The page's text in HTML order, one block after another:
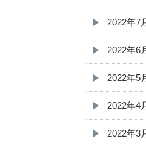
2022年7
2022年6
2022年5
2022年4
2022年3